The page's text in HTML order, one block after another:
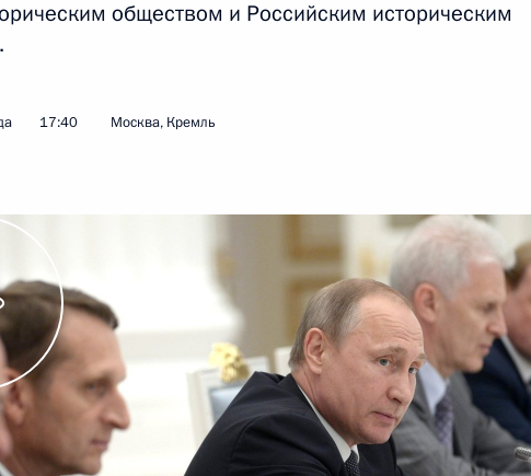
года, 18:40
года, пятница
инвесторами Дальневосточного
округа
года, 10:30 Владивосток
обществом и Российским историческим
17:40 Москва, Кремль